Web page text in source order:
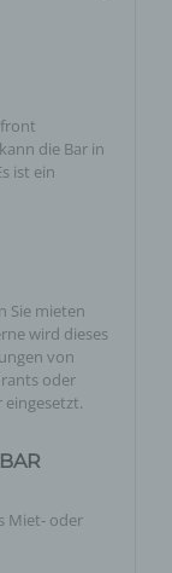
die Bar in
ist ein
Sie mieten
wird dieses
von
oder
Miet- oder